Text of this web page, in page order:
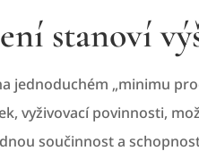
stanoví
jednoduchém „minimu
vyživovací povinnosti,
součinnost a